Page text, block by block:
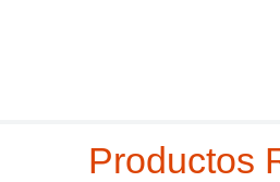
Productos